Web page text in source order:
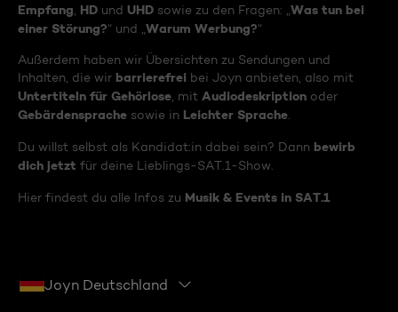
Empfang HD und UHD sowie zu den Fragen: „ Was tun bei
einer Störung?“ und „ Warum Werbung?“
Außerdem haben wir Übersichten zu Sendungen und
Inhalten, die wir barrierefrei bei Joyn anbieten, also mit
Untertiteln für Gehörlose , mit Audiodeskription oder
Gebärdensprache sowie in Leichter Sprache
Du willst selbst als Kandidat:in dabei sein? Dann bewirb
dich jetzt für deine Lieblings-SAT.1-Show.
Hier findest du alle Infos zu Musik & Events in SAT.1
Joyn Deutschland